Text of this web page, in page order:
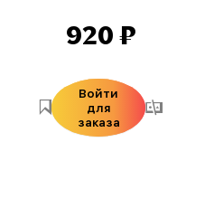
920 ₽
Войти
для
заказа